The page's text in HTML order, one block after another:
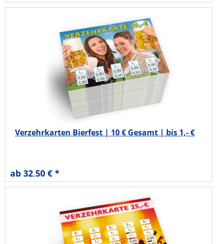
Verzehrkarten Bierfest | 10 € Gesamt | bis 1,- €
ab 32,50 € *